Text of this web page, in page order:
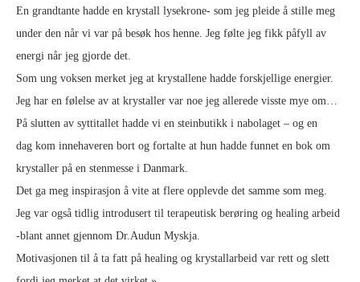
En grandtante hadde en krystall lysekrone- som jeg pleide å stille meg
under den når vi var på besøk hos henne. Jeg følte jeg fikk påfyll av
energi når jeg gjorde det.
Som ung voksen merket jeg at krystallene hadde forskjellige energier.
Jeg har en følelse av at krystaller var noe jeg allerede visste mye om…
På slutten av syttitallet hadde vi en steinbutikk i nabolaget – og en
dag kom innehaveren bort og fortalte at hun hadde funnet en bok om
krystaller på en stenmesse i Danmark.
Det ga meg inspirasjon å vite at flere opplevde det samme som meg.
Jeg var også tidlig introdusert til terapeutisk berøring og healing arbeid
-blant annet gjennom Dr.Audun Myskja.
Motivasjonen til å ta fatt på healing og krystallarbeid var rett og slett